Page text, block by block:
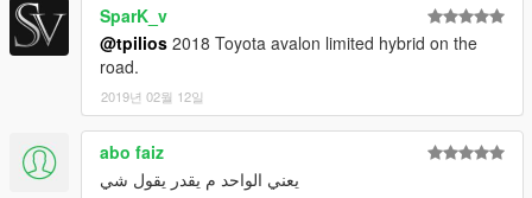
SparK_v
@tpilios 2018 Toyota avalon limited hybrid on the
road.
2019년 02월 12일
abo faiz
يعني الواحد م يقدر يقول شي